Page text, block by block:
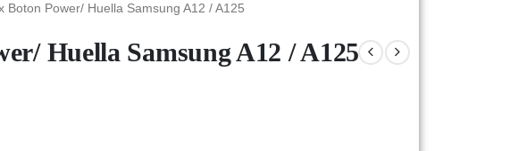
Boton Power/ Huella Samsung A12 / A125
Huella Samsung A12 / A125